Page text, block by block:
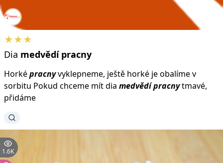
★★★
Dia medvědí pracny
Horképracnyvyklepneme, ještě horké je obalíme v
sorbitu Pokud chceme mít dia medvědípracnytmavé,
přidáme
1.6K